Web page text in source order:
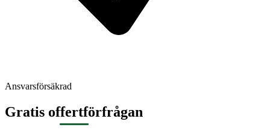
Ansvarsförsäkrad
Gratis offertförfrågan